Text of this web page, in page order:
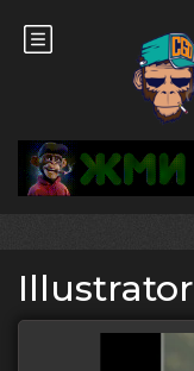
Illustrator